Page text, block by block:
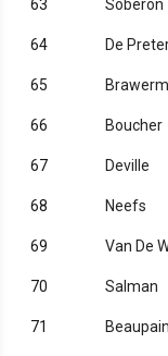
63 Soberon
64 De
65
66 Boucher
67 Deville
68 Neefs
69 Van De
70 Salman
71 Beaupain